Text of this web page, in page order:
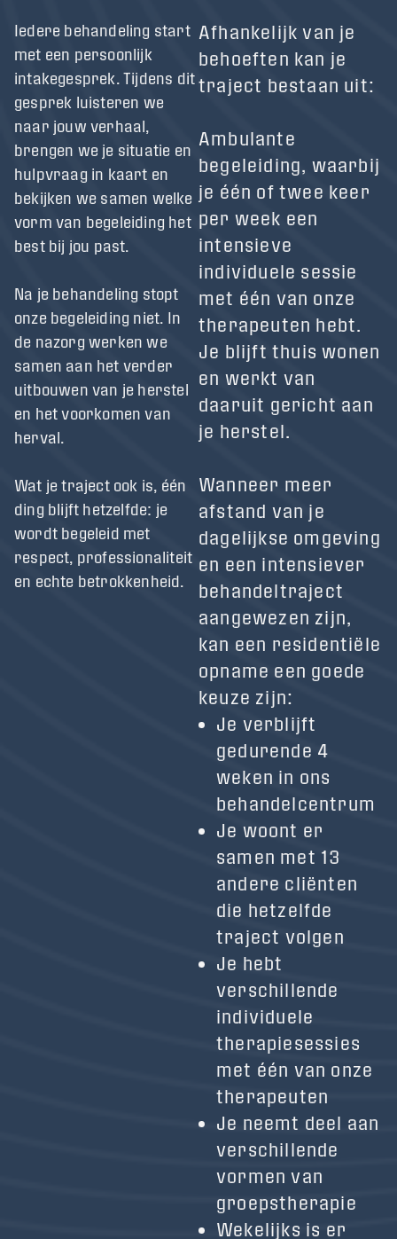
Iedere behandeling start
met een persoonlijk
intakegesprek. Tijdens dit
gesprek luisteren we
naar jouw verhaal,
brengen we je situatie en
hulpvraag in kaart en
bekijken we samen welke
vorm van begeleiding het
best bij jou past.
Na je behandeling stopt
onze begeleiding niet. In
de nazorg werken we
samen aan het verder
uitbouwen van je herstel
en het voorkomen van
herval.
Wat je traject ook is, één
ding blijft hetzelfde: je
wordt begeleid met
respect, professionaliteit
en echte betrokkenheid.
Afhankelijk van je
behoeften kan je
traject bestaan uit:
Ambulante
begeleiding, waarbij
je één of twee keer
per week een
intensieve
individuele sessie
met één van onze
therapeuten hebt.
Je blijft thuis wonen
en werkt van
daaruit gericht aan
je herstel.
Wanneer meer
afstand van je
dagelijkse omgeving
en een intensiever
behandeltraject
aangewezen zijn,
kan een residentiële
opname een goede
keuze zijn:
Je verblijft
gedurende 4
weken in ons
behandelcentrum
Je woont er
samen met 13
andere cliënten
die hetzelfde
traject volgen
Je hebt
verschillende
individuele
therapiesessies
met één van onze
therapeuten
Je neemt deel aan
verschillende
vormen van
groepstherapie
Wekelijks is er